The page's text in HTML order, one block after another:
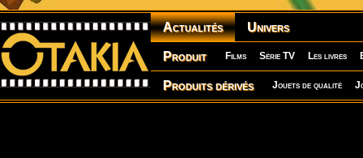
Actualités Univers
Produit Films Série TV Les livres
Produits dérivés Jouets de qualité